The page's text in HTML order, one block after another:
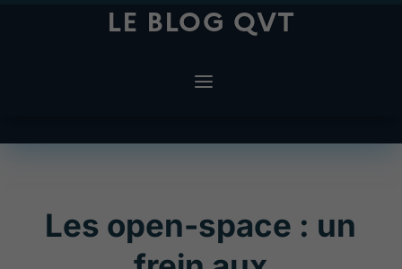
LE BLOG QVT
Les open-space : un